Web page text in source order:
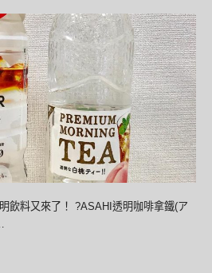
飲料又來了！ ?ASAHI透明咖啡拿鐵(ア